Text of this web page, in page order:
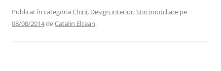
Publicat în categoria Chirii, Design interior,Stiri imobiliare pe
08/08/2014deCatalin Elcean.